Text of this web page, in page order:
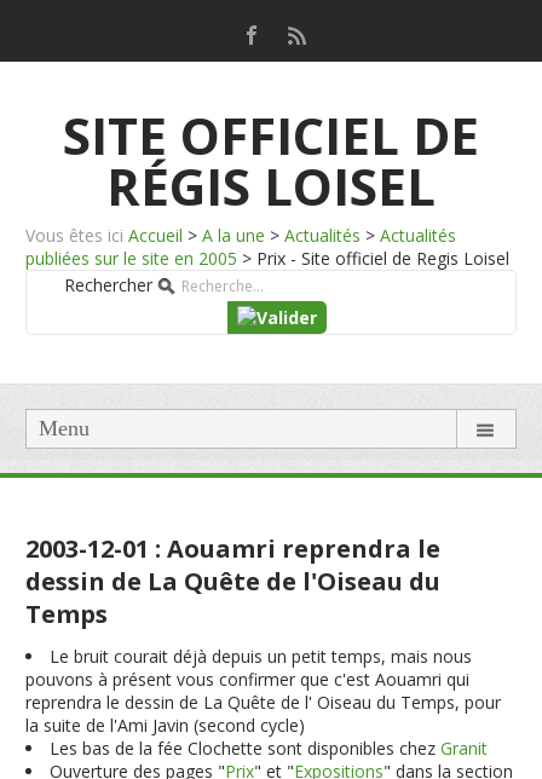
SITE OFFICIEL DE
RÉGIS LOISEL
Vous êtes ici Accueil > A la une > Actualités > Actualités
publiées sur le site en 2005 > Prix - Site officiel de Regis Loisel
Rechercher
Menu
2003-12-01 : Aouamri reprendra le
dessin de La Quête de l'Oiseau du
Temps
Le bruit courait déjà depuis un petit temps, mais nous
pouvons à présent vous confirmer que c'est Aouamri qui
reprendra le dessin de La Quête de l' Oiseau du Temps, pour
la suite de l'Ami Javin (second cycle)
Les bas de la fée Clochette sont disponibles chezGranit
Ouverture des pages "Prix" et "Expositions" dans la section